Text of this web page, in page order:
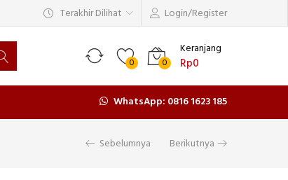
Login/Register
Terakhir Dilihat
0 0
Keranjang
Rp0
WhatsApp: 0816 1623 185
Sebelumnya Berikutnya